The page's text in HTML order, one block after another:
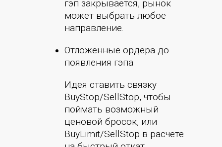
гэп закрывается, рынок
может выбрать любое
направление.
Отложенные ордера до
появления гэпа
Идея ставить связку
BuyStop/SellStop, чтобы
поймать возможный
ценовой бросок, или
BuyLimit/SellStop в расчете